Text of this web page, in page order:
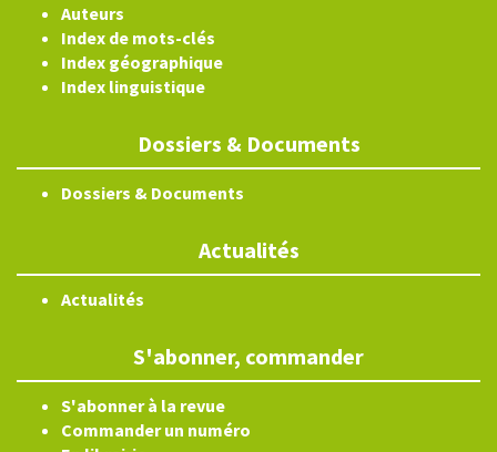
Auteurs
Index de mots-clés
Index géographique
Index linguistique
Dossiers & Documents
Dossiers & Documents
Actualités
Actualités
S'abonner, commander
S'abonner à la revue
Commander un numéro